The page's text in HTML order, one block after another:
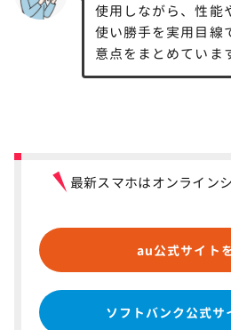
使用しながら、性能
使い勝手を実用目線
意点をまとめていま
最新スマホはオンライン
au公式サイト
ソフトバンク公式サ